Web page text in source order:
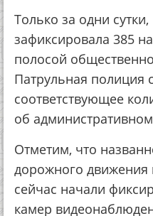
Только за одни
зафиксировала 385
полосой
Патрульная полиция
соответствующее
об
Отметим, что
дорожного движения
сейчас начали
камер